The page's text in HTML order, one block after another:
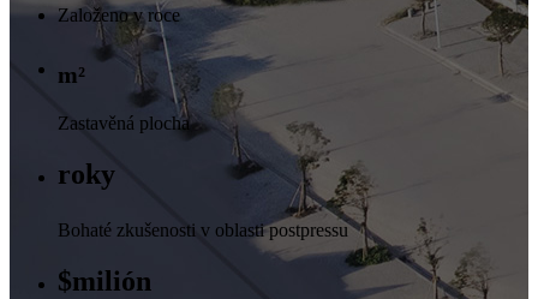
Založeno v roce
m²
Zastavěná plocha
roky
Bohaté zkušenosti v oblasti postpressu
$milión